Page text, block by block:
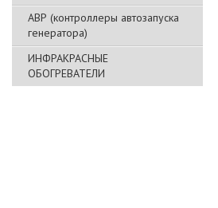
АВР (контроллеры автозапуска
генератора)
ИНФРАКРАСНЫЕ
ОБОГРЕВАТЕЛИ